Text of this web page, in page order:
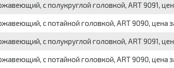
с полукруглой головкой, ART 9091,
с потайной головкой, ART 9090, цена
с полукруглой головкой, ART 9091,
с потайной головкой, ART 9090, цена